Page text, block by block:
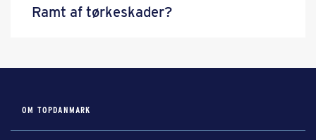
Ramt af tørkeskader?
OM TOPDANMARK